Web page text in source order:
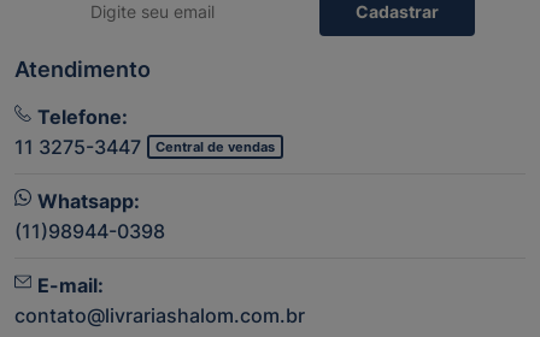
Cadastrar
Atendimento
Telefone:
11 3275-3447
Central de vendas
Whatsapp:
(11)98944-0398
E-mail:
contato@livrariashalom.com.br